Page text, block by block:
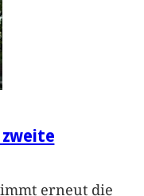
erneut die